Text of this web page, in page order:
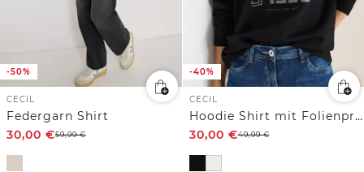
-50%
CECIL
Federgarn Shirt
30,00 €59,99€
-40%
CECIL
Hoodie Shirt mit Folienprint
30,00 €49,99€